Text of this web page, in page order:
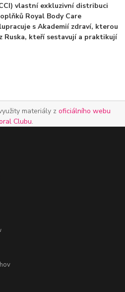
vlastní exkluzivní distribuci
Royal Body Care
s Akademií zdraví, kterou
Ruska, kteří sestavují a praktikují
materiály z oficiálního webu
Clubu.